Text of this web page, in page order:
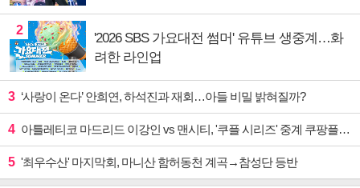
2
'2026 SBS 가요대전 썸머' 유튜브 생중계…화
려한 라인업
3 ‘사랑이 온다’ 안희연, 하석진과 재회…아들 비밀 밝혀질까?
4 아틀레티코 마드리드 이강인 vs 맨시티, '쿠플 시리즈' 중계 쿠팡플레이
5 '최우수산' 마지막회, 마니산 함허동천 계곡→참성단 등반